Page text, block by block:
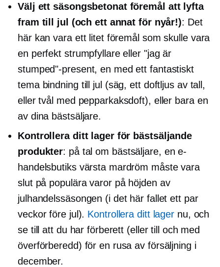
Välj ett säsongsbetonat föremål att lyfta
fram till jul (och ett annat för nyår!): Det
här kan vara ett litet föremål som skulle vara
en perfekt strumpfyllare eller "jag är
stumped"-present, en med ett fantastiskt
tema bindning till jul (säg, ett doftljus av tall,
eller tvål med pepparkaksdoft), eller bara en
av dina bästsäljare.
Kontrollera ditt lager för bästsäljande
produkter: på tal om bästsäljare, en e-
handelsbutiks värsta mardröm måste vara
slut på populära varor på höjden av
julhandelssäsongen (i det här fallet ett par
veckor före jul). Kontrollera ditt lager nu, och
se till att du har förberett (eller till och med
överförberedd) för en rusa av försäljning i
december.